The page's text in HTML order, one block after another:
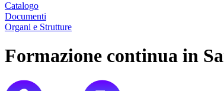
Catalogo
Documenti
Organi e Strutture
Formazione continua in